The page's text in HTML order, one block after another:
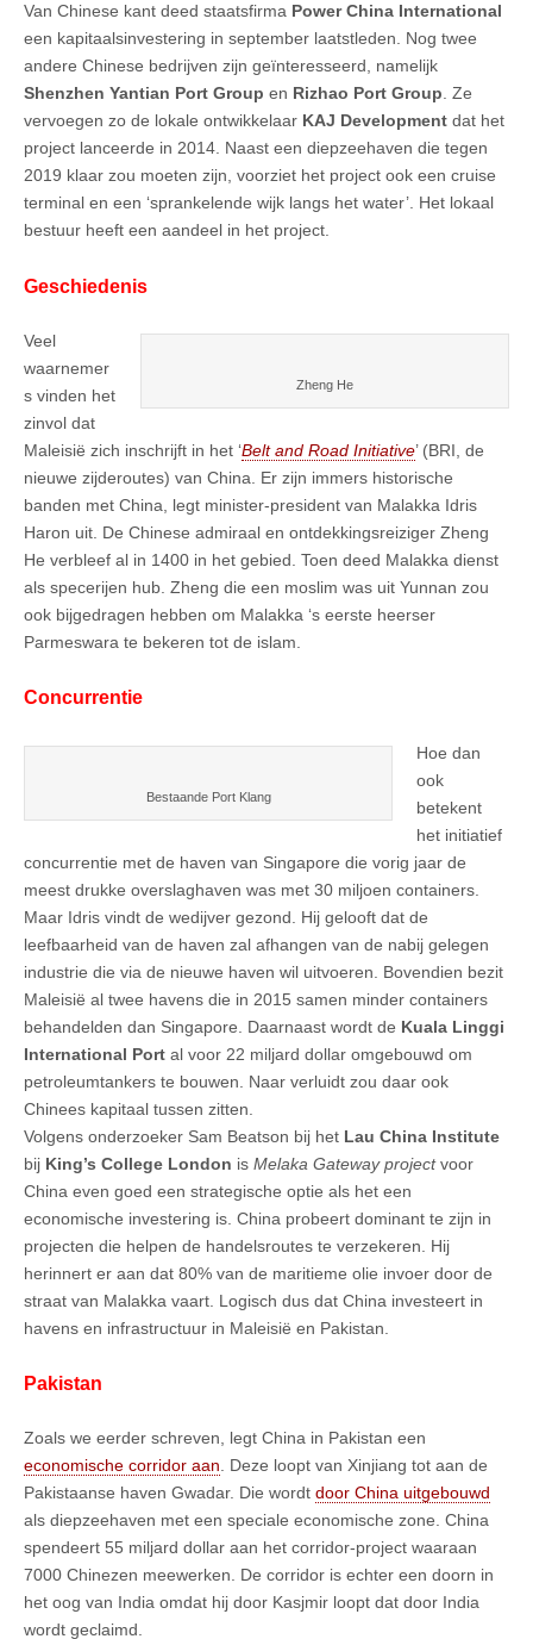
Van Chinese kant deed staatsfirma Power China International
een kapitaalsinvestering in september laatstleden. Nog twee
andere Chinese bedrijven zijn geïnteresseerd, namelijk
Shenzhen Yantian Port Group en Rizhao Port Group. Ze
vervoegen zo de lokale ontwikkelaar KAJ Development dat het
project lanceerde in 2014. Naast een diepzeehaven die tegen
2019 klaar zou moeten zijn, voorziet het project ook een cruise
terminal en een ‘sprankelende wijk langs het water’. Het lokaal
bestuur heeft een aandeel in het project.
Geschiedenis
Zheng He
Veel
waarnemer
s vinden het
zinvol dat
Maleisië zich inschrijft in het ‘Belt and Road Initiative’ (BRI, de
nieuwe zijderoutes) van China. Er zijn immers historische
banden met China, legt minister-president van Malakka Idris
Haron uit. De Chinese admiraal en ontdekkingsreiziger Zheng
He verbleef al in 1400 in het gebied. Toen deed Malakka dienst
als specerijen hub. Zheng die een moslim was uit Yunnan zou
ook bijgedragen hebben om Malakka ‘s eerste heerser
Parmeswara te bekeren tot de islam.
Concurrentie
Bestaande Port Klang
Hoe dan
ook
betekent
het initiatief
concurrentie met de haven van Singapore die vorig jaar de
meest drukke overslaghaven was met 30 miljoen containers.
Maar Idris vindt de wedijver gezond. Hij gelooft dat de
leefbaarheid van de haven zal afhangen van de nabij gelegen
industrie die via de nieuwe haven wil uitvoeren. Bovendien bezit
Maleisië al twee havens die in 2015 samen minder containers
behandelden dan Singapore. Daarnaast wordt de Kuala Linggi
International Port al voor 22 miljard dollar omgebouwd om
petroleumtankers te bouwen. Naar verluidt zou daar ook
Chinees kapitaal tussen zitten.
Volgens onderzoeker Sam Beatson bij het Lau China Institute
bij King’s College London is Melaka Gateway projectvoor
China even goed een strategische optie als het een
economische investering is. China probeert dominant te zijn in
projecten die helpen de handelsroutes te verzekeren. Hij
herinnert er aan dat 80% van de maritieme olie invoer door de
straat van Malakka vaart. Logisch dus dat China investeert in
havens en infrastructuur in Maleisië en Pakistan.
Pakistan
Zoals we eerder schreven, legt China in Pakistan een
economische corridor aan . Deze loopt van Xinjiang tot aan de
Pakistaanse haven Gwadar. Die wordt door China uitgebouwd
als diepzeehaven met een speciale economische zone. China
spendeert 55 miljard dollar aan het corridor-project waaraan
7000 Chinezen meewerken. De corridor is echter een doorn in
het oog van India omdat hij door Kasjmir loopt dat door India
wordt geclaimd.